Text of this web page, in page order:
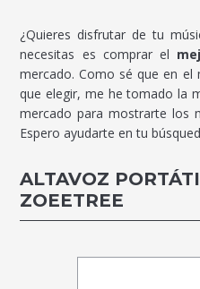
¿Quieres disfrutar de tu
necesitas es comprar el
mercado. Como sé que en el
que elegir, me he tomado la
mercado para mostrarte los
Espero ayudarte en tu
ALTAVOZ
ZOEETREE